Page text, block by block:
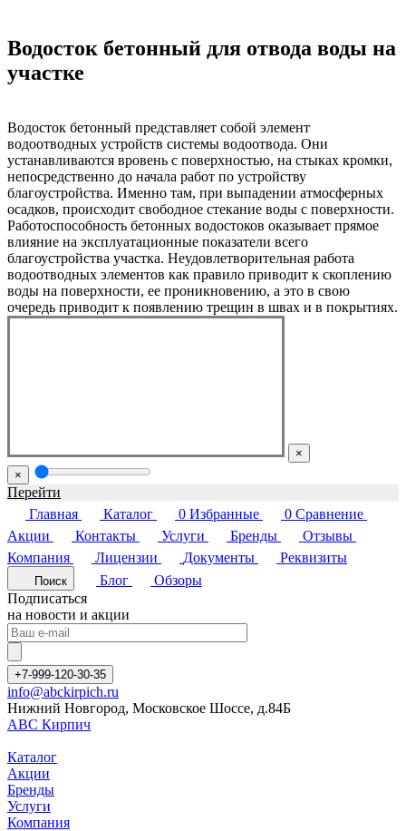
Водосток бетонный для отвода воды на
участке
Водосток бетонный представляет собой элемент
водоотводных устройств системы водоотвода. Они
устанавливаются вровень с поверхностью, на стыках кромки,
непосредственно до начала работ по устройству
благоустройства. Именно там, при выпадении атмосферных
осадков, происходит свободное стекание воды с поверхности.
Работоспособность бетонных водостоков оказывает прямое
влияние на эксплуатационные показатели всего
благоустройства участка. Неудовлетворительная работа
водоотводных элементов как правило приводит к скоплению
воды на поверхности, ее проникновению, а это в свою
очередь приводит к появлению трещин в швах и в покрытиях.
×
×
Перейти
Главная
Каталог 0 Избранные 0 Сравнение
Акции
Контакты Услуги Бренды
Отзывы
Компания
Лицензии Документы Реквизиты
Поиск Блог
Обзоры
Подписаться
на новости и акции
+7-999-120-30-35
info@abckirpich.ru
Нижний Новгород, Московское Шоссе, д.84Б
АВС Кирпич
Каталог
Акции
Бренды
Услуги
Компания